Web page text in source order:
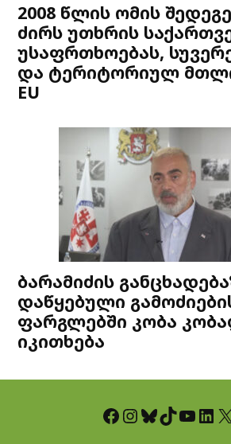
2008 წლის ომის
ძირს უთხრის
უსაფრთხოებას,
და ტერიტორიულ
EU
ბარამიძის
დაწყებული
ფარგლებში კობა
იკითხება
Facebook InstagramBluesky TikTok YouTube LinkedIn X